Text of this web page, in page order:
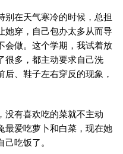
别在天气寒冷的时候，总担
她穿，自己包办太多从而导
会做。这个学期，我试着放
很多，都主动要求自己洗
、鞋子左右穿反的现象，
没有喜欢吃的菜就不主动
最爱吃萝卜和白菜，现在她
吃饭了。